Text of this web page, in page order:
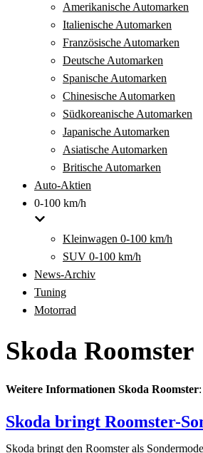
Amerikanische Automarken
Italienische Automarken
Französische Automarken
Deutsche Automarken
Spanische Automarken
Chinesische Automarken
Südkoreanische Automarken
Japanische Automarken
Asiatische Automarken
Britische Automarken
Auto-Aktien
0-100 km/h
Kleinwagen 0-100 km/h
SUV 0-100 km/h
News-Archiv
Tuning
Motorrad
Skoda Roomster
Weitere Informationen Skoda Roomster:
Skoda bringt Roomster-
Skoda bringt den Roomster als